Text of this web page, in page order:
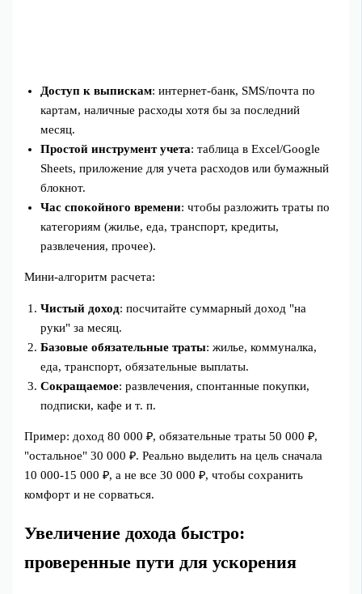
Доступ к выпискам: интернет‑банк, SMS/почта по
картам, наличные расходы хотя бы за последний
месяц.
Простой инструмент учета: таблица в Excel/Google
Sheets, приложение для учета расходов или бумажный
блокнот.
Час спокойного времени: чтобы разложить траты по
категориям (жилье, еда, транспорт, кредиты,
развлечения, прочее).
Мини‑алгоритм расчета:
Чистый доход: посчитайте суммарный доход "на
руки" за месяц.
Базовые обязательные траты: жилье, коммуналка,
еда, транспорт, обязательные выплаты.
Сокращаемое: развлечения, спонтанные покупки,
подписки, кафе и т. п.
Пример: доход 80 000 ₽, обязательные траты 50 000 ₽,
"остальное" 30 000 ₽. Реально выделить на цель сначала
10 000-15 000 ₽, а не все 30 000 ₽, чтобы сохранить
комфорт и не сорваться.
Увеличение дохода быстро:
проверенные пути для ускорения